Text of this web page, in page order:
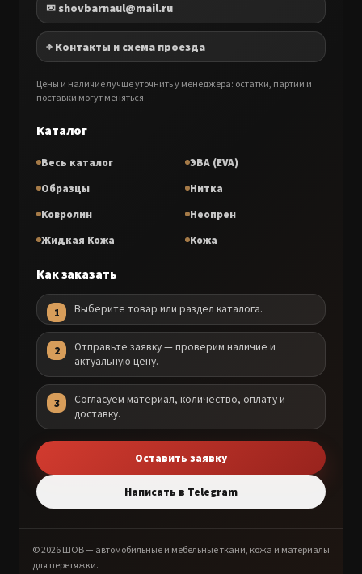
✉ shovbarnaul@mail.ru
⌖ Контакты и схема проезда
Цены и наличие лучше уточнить у менеджера: остатки, партии и
поставки могут меняться.
Каталог
Весь каталог
ЭВА (EVA)
Образцы
Нитка
Ковролин
Неопрен
Жидкая Кожа
Кожа
Как заказать
Выберите товар или раздел каталога.
Отправьте заявку — проверим наличие и
актуальную цену.
Согласуем материал, количество, оплату и
доставку.
Оставить заявку
Написать в Telegram
© 2026 ШОВ — автомобильные и мебельные ткани, кожа и материалы
для перетяжки.